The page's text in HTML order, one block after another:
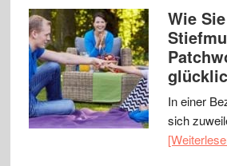
Wie
In einer
sich